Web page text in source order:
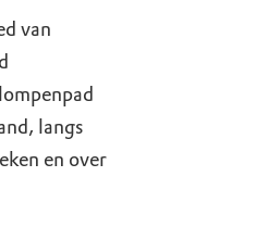
van
langs
en over